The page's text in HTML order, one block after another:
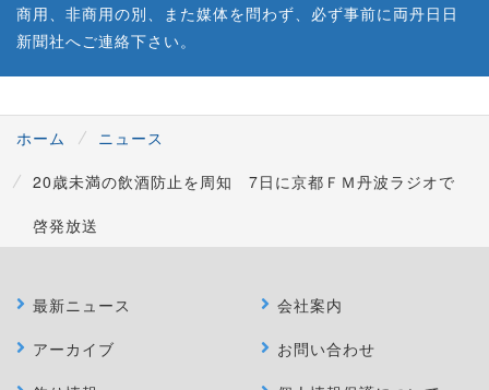
商用、非商用の別、また媒体を問わず、必ず事前に両丹日日
新聞社へご連絡下さい。
ホーム
ニュース
20歳未満の飲酒防止を周知 7日に京都ＦＭ丹波ラジオで
啓発放送
最新ニュース
アーカイブ
会社案内
お問い合わせ